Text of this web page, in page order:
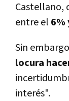
Castellano,
entre el 6%
Sin
locura
interés".